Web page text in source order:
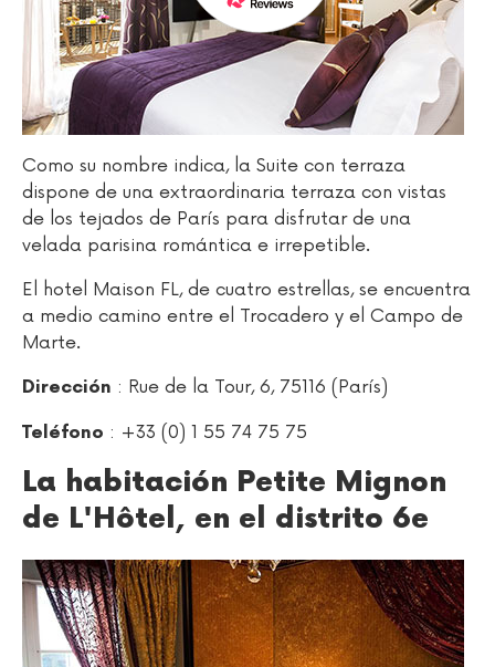
Como su nombre indica, la Suite con terraza
dispone de una extraordinaria terraza con vistas
de los tejados de París para disfrutar de una
velada parisina romántica e irrepetible.
El hotel Maison FL, de cuatro estrellas, se encuentra
a medio camino entre el Trocadero y el Campo de
Marte.
Dirección : Rue de la Tour, 6, 75116 (París)
Teléfono : +33 (0) 1 55 74 75 75
La habitación Petite Mignon
de L'Hôtel, en el distrito 6e